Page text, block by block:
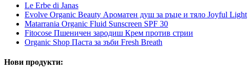
Le Erbe di Janas
Evolve Organic Beauty Ароматен душ за ръце и тяло Joyful Light
Matarrania Organic Fluid Sunscreen SPF 30
Fitocose Пшеничен зародиш Крем против стрии
Organic Shop Паста за зъби Fresh Breath
Нови продукти: